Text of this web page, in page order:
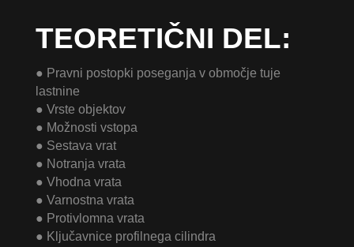
TEORETIČNI DEL:
● Pravni postopki poseganja v območje tuje
lastnine
● Vrste objektov
● Možnosti vstopa
● Sestava vrat
● Notranja vrata
● Vhodna vrata
● Varnostna vrata
● Protivlomna vrata
● Ključavnice profilnega cilindra